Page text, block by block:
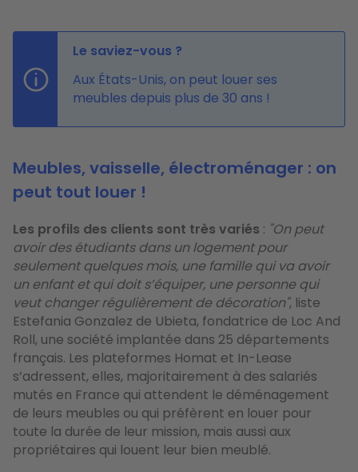
Le saviez-vous ?
Aux États-Unis, on peut louer ses
meubles depuis plus de 30 ans !
Meubles, vaisselle, électroménager : on
peut tout louer !
Les profils des clients sont très variés : "On peut
avoir des étudiants dans un logement pour
seulement quelques mois, une famille qui va avoir
un enfant et qui doit s’équiper, une personne qui
veut changer régulièrement de décoration", liste
Estefania Gonzalez de Ubieta, fondatrice de Loc And
Roll, une société implantée dans 25 départements
français. Les plateformes Homat et In-Lease
s’adressent, elles, majoritairement à des salariés
mutés en France qui attendent le déménagement
de leurs meubles ou qui préfèrent en louer pour
toute la durée de leur mission, mais aussi aux
propriétaires qui louent leur bien meublé.